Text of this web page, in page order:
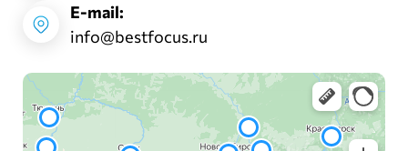
E-mail:
info@bestfocus.ru